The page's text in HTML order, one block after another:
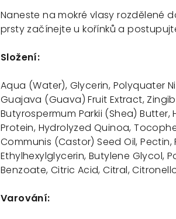
Naneste na mokré vlasy rozdělené
prsty začínejte u kořínků a
Složení:
Aqua (Water), Glycerin, Polyquater
Guajava (Guava) Fruit Extract,
Butyrospermum Parkii (Shea) Butter,
Protein, Hydrolyzed Quinoa,
Communis (Castor) Seed Oil,
Ethylhexylglycerin, Butylene Glycol,
Benzoate, Citric Acid, Citral,
Varování: